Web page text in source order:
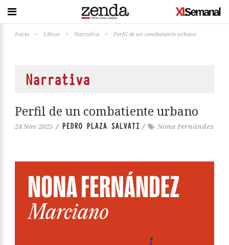
Inicio > Libros > Narrativa > Perfil de un combatiente urbano
Narrativa
Perfil de un combatiente urbano
24 Nov 2025 / PEDRO PLAZA SALVATI / Nona Fernández